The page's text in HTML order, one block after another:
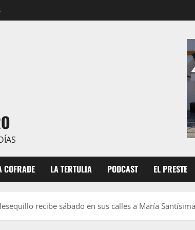
COFRADE LA TERTULIA PODCAST EL PRESTE
recibe sábado en sus calles a María